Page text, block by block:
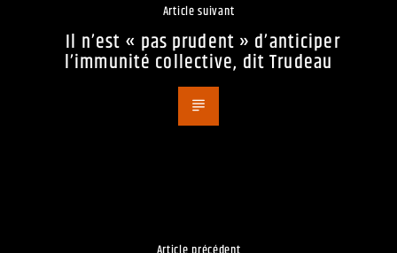
Article suivant
Il n’est « pas prudent » d’anticiper
l’immunité collective, dit Trudeau